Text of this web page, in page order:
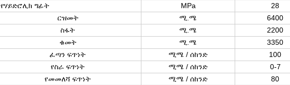
የሃይድሮሊክ ግፊት MPa
28
ርዝመት ሚ.ሜ
6400
ስፋት ሚ.ሜ
2200
ቁመት ሚ.ሜ
3350
ፈጣን ፍጥነት ሚሜ / ሰከንድ
100
የስራ ፍጥነት ሚሜ / ሰከንድ
0-7
የመመለሻ ፍጥነት ሚሜ / ሰከንድ
80